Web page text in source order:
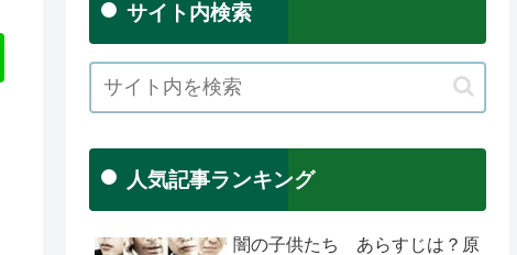
サイト内検索
人気記事ランキング
闇の子供たち あらすじは？原